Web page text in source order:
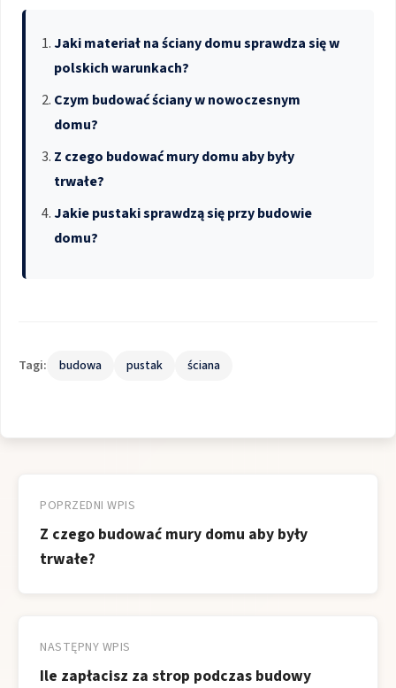
Jaki materiał na ściany domu sprawdza się w
polskich warunkach?
Czym budować ściany w nowoczesnym
domu?
Z czego budować mury domu aby były
trwałe?
Jakie pustaki sprawdzą się przy budowie
domu?
Tagi: budowa pustak ściana
wpisu
POPRZEDNI WPIS
Z czego budować mury domu aby były
trwałe?
NASTĘPNY WPIS
Ile zapłacisz za strop podczas budowy